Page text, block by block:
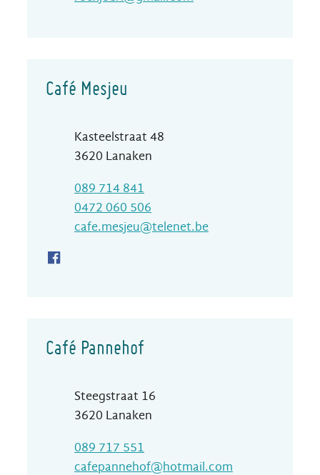
Café Mesjeu
AdresKasteelstraat 48
,3620 Lanaken
089 714 841
0472 060 506
E-mailcafe.mesjeu@telenet.be
Facebook Café Mesjeu
Café Pannehof
AdresSteegstraat 16
,3620 Lanaken
089 717 551
E-mailcafepannehof@hotmail.com